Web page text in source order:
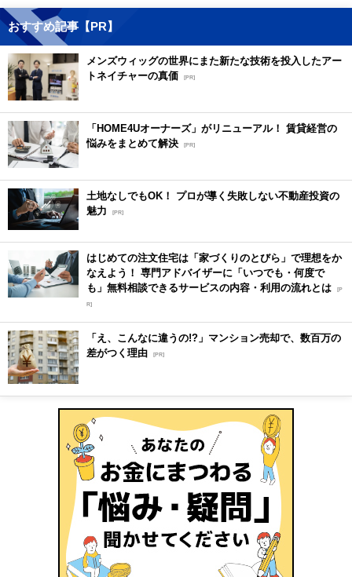
おすすめ記事【PR】
メンズウィッグの世界にまた新たな技術を投入したアー
トネイチャーの真価
[PR]
「HOME4Uオーナーズ」がリニューアル！ 賃貸経営の
悩みをまとめて解決 [PR]
土地なしでもOK！ プロが導く失敗しない不動産投資の
魅力
[PR]
はじめての注文住宅は「家づくりのとびら」で理想をか
なえよう！ 専門アドバイザーに「いつでも・何度で
も」無料相談できるサービスの内容・利用の流れとは [P
R]
「え、こんなに違うの!?」マンション売却で、数百万の
差がつく理由 [PR]